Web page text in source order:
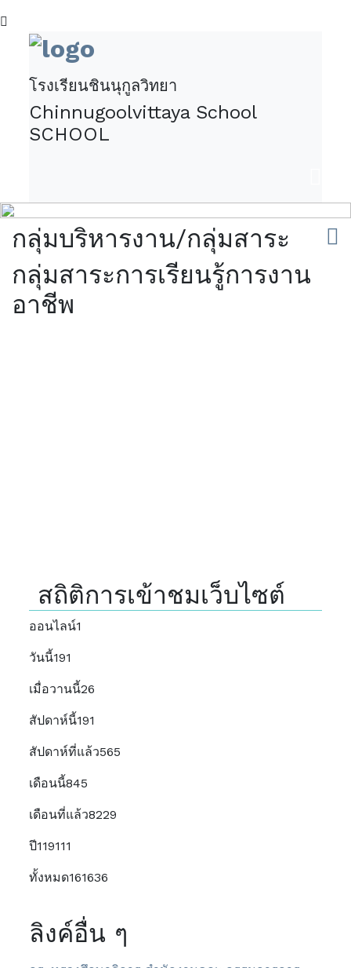
โรงเรียนชินนุกูลวิทยา
Chinnugoolvittaya School
SCHOOL
กลุ่มบริหารงาน/กลุ่มสาระ
กลุ่มสาระการเรียนรู้การงาน
อาชีพ
สถิติการเข้าชมเว็บไซต์
ออนไลน์1
วันนี้191
เมื่อวานนี้26
สัปดาห์นี้191
สัปดาห์ที่แล้ว565
เดือนนี้845
เดือนที่แล้ว8229
ปี119111
ทั้งหมด161636
ลิงค์อื่น ๆ